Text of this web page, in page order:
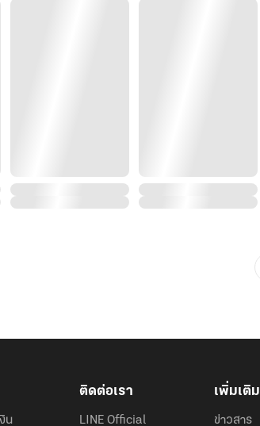
น
ติดต่อเรา
LINE Official
เพิ่มเติม
ข่าวสาร